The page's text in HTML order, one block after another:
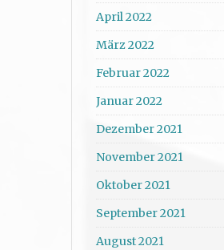
April 2022
März 2022
Februar 2022
Januar 2022
Dezember 2021
November 2021
Oktober 2021
September 2021
August 2021